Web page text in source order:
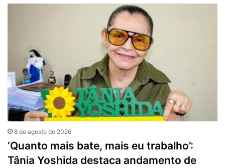
8 de agosto de 2026
‘Quanto mais bate, mais eu trabalho’:
Tânia Yoshida destaca andamento de